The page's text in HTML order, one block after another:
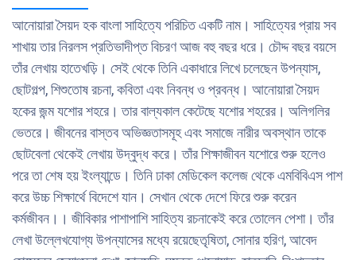
আনােয়ারা সৈয়দ হক বাংলা সাহিত্যে পরিচিত একটি নাম। সাহিত্যের প্রায় সব
শাখায় তার নিরলস প্রতিভাদীপ্ত বিচরণ আজ বহু বছর ধরে। চৌদ্দ বছর বয়সে
তাঁর লেখায় হাতেখড়ি। সেই থেকে তিনি একাধারে লিখে চলেছেন উপন্যাস,
ছােটগল্প, শিশুতােষ রচনা, কবিতা এবং নিবন্ধ ও প্রবন্ধ। আনােয়ারা সৈয়দ
হকের জন্ম যশাের শহরে। তার বাল্যকাল কেটেছে যশাের শহরের। অলিগলির
ভেতরে। জীবনের বাস্তব অভিজ্ঞতাসমূহ এবং সমাজে নারীর অবস্থান তাকে
ছােটবেলা থেকেই লেখায় উদ্বুদ্ধ করে। তাঁর শিক্ষাজীবন যশােরে শুরু হলেও
পরে তা শেষ হয় ইংল্যান্ডে। তিনি ঢাকা মেডিকেল কলেজ থেকে এমবিবিএস পাশ
করে উচ্চ শিক্ষার্থে বিদেশে যান। সেখান থেকে দেশে ফিরে শুরু করেন
কর্মজীবন।। জীবিকার পাশাপাশি সাহিত্য রচনাকেই করে তােলেন পেশা। তাঁর
লেখা উল্লেখযােগ্য উপন্যাসের মধ্যে রয়েছেতৃষিতা, সােনার হরিণ, আবেদ